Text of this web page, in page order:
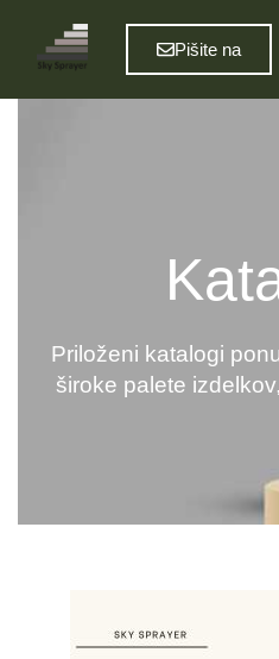
Pišite na
Priloženi katalogi
široke palete